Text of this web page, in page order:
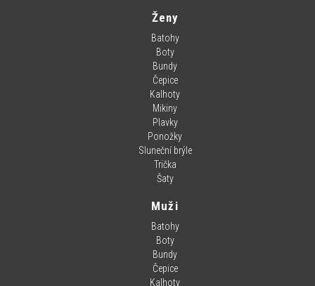
Ženy
Batohy
Boty
Bundy
Čepice
Kalhoty
Mikiny
Plavky
Ponožky
Sluneční brýle
Trička
Šaty
Muži
Batohy
Boty
Bundy
Čepice
Kalhoty